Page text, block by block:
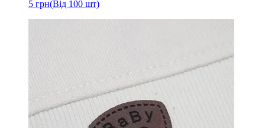
5 грн(Від 100 шт)